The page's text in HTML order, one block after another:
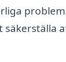
problem.
säkerställa